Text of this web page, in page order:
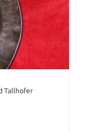
Tallhofer